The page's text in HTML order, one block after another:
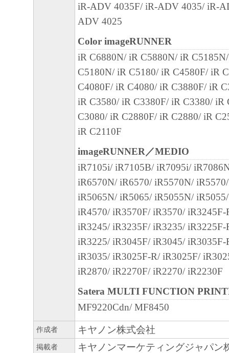
10．分離可能性
本契約書のいずれかの条項またはその一部
効であると決定された場合でも、その他の
効に存続するものとします。
キヤノン株式会社
No.026294
iR-ADV 4035F/ iR-ADV 4035/ iR-
ADV 4025
Color imageRUNNER
iR C6880N/ iR C5880N/ iR
C5180N/ iR C5180/ iR C4580F/ iR
C4080F/ iR C4080/ iR C3880F/ iR
iR C3580/ iR C3380F/ iR C3380/ iR
C3080/ iR C2880F/ iR C2880/ iR
iR C2110F
imageRUNNER／MEDIO
iR7105i/ iR7105B/ iR7095i/
iR6570N/ iR6570/ iR5570N/
iR5065N/ iR5065/ iR5055N/
iR4570/ iR3570F/ iR3570/ iR3245F-
iR3245/ iR3235F/ iR3235/ iR3225F-
iR3225/ iR3045F/ iR3045/ iR3035F-
iR3035/ iR3025F-R/ iR3025F/
iR2870/ iR2270F/ iR2270/ iR2230F
Satera MULTI FUNCTION
MF9220Cdn/ MF8450
作成者 キヤノン株式会社
掲載者 キヤノンマーケティングジャパン